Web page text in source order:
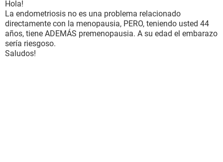
Hola!
La endometriosis no es una problema relacionado
directamente con la menopausia, PERO, teniendo usted 44
años, tiene ADEMÁS premenopausia. A su edad el embarazo
sería riesgoso.
Saludos!